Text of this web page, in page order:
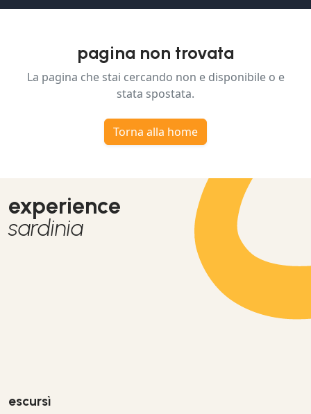
pagina non trovata
La pagina che stai cercando non e disponibile o e
stata spostata.
Torna alla home
experience
sardinia
escursì